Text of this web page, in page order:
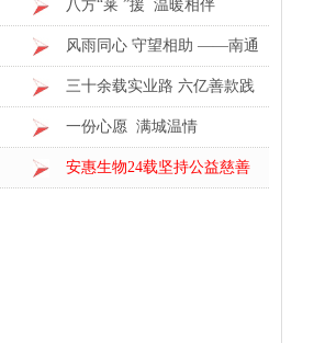
八方“莱 ”援 温暖相伴
风雨同心 守望相助 ——南通
社会各界捐赠款物200余万元
助力
三十余载实业路 六亿善款践
初心
一份心愿 满城温情
安惠生物24载坚持公益慈善